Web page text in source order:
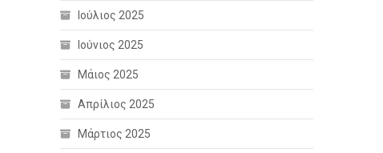
Ιούλιος 2025
Ιούνιος 2025
Μάιος 2025
Απρίλιος 2025
Μάρτιος 2025